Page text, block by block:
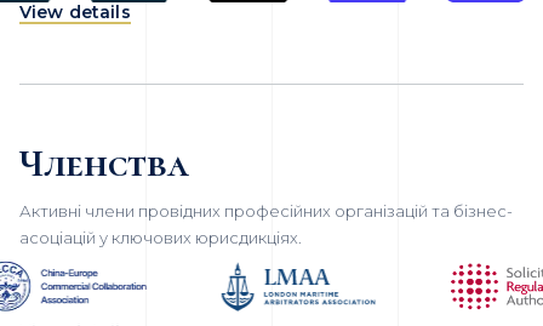
View details
Членства
Активні члени провідних професійних організацій та бізнес-
асоціацій у ключових юрисдикціях.